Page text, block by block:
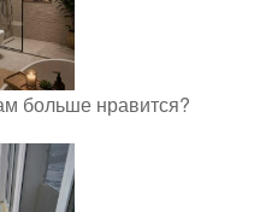
больше нравится?